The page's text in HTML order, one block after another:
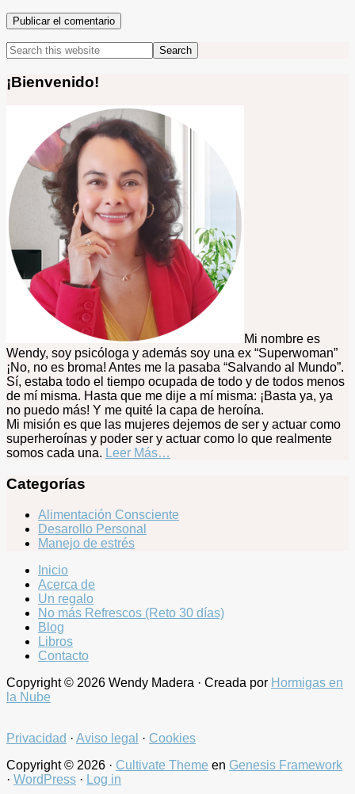
Primary
Sidebar
Search
this
website
¡Bienvenido!
Mi nombre es
Wendy, soy psicóloga y además soy una ex “Superwoman”
¡No, no es broma! Antes me la pasaba “Salvando al Mundo”.
Sí, estaba todo el tiempo ocupada de todo y de todos menos
de mí misma. Hasta que me dije a mí misma: ¡Basta ya, ya
no puedo más! Y me quité la capa de heroína.
Mi misión es que las mujeres dejemos de ser y actuar como
superheroínas y poder ser y actuar como lo que realmente
somos cada una. Leer Más…
Categorías
Alimentación Consciente
Desarollo Personal
Manejo de estrés
Inicio
Acerca de
Un regalo
No más Refrescos (Reto 30 días)
Blog
Libros
Contacto
Copyright © 2026 Wendy Madera · Creada por Hormigas en
la Nube
Privacidad · Aviso legal · Cookies
Copyright © 2026 · Cultivate Theme en Genesis Framework
· WordPress · Log in